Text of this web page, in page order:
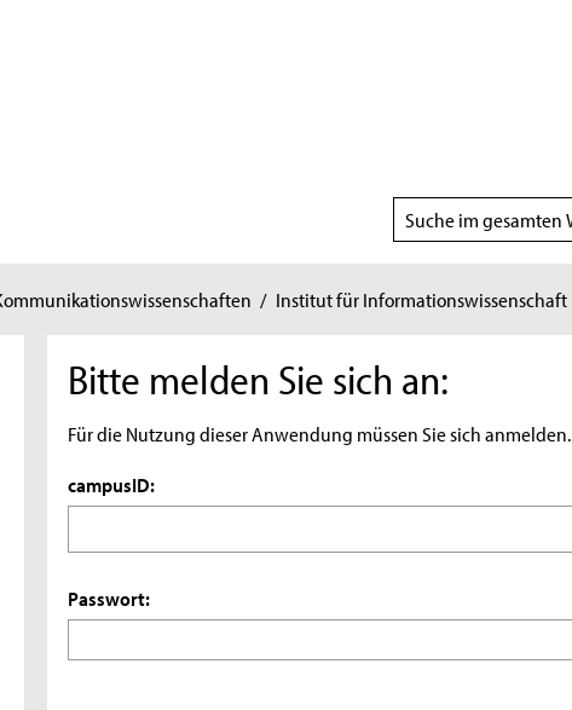
Suchbereich
wählen
/ Institut für Informationswissenschaft
Bitte melden Sie sich an:
Für die Nutzung dieser Anwendung müssen Sie sich anmelden.
campusID:
Passwort: